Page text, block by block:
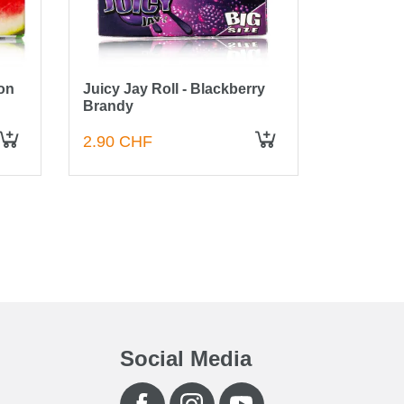
Juicy Jay Roll - Blackberry
Brandy
2.90 CHF
Social Media